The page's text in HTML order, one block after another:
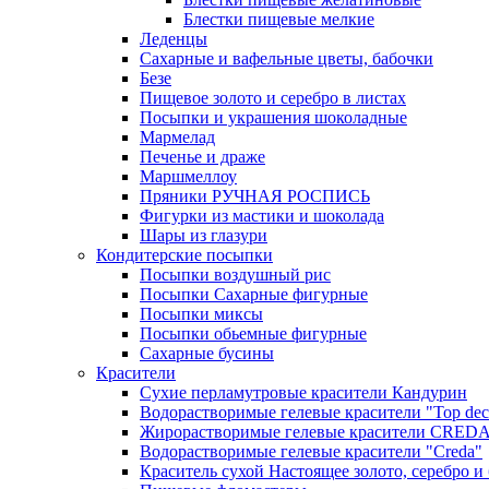
Блестки пищевые мелкие
Леденцы
Сахарные и вафельные цветы, бабочки
Безе
Пищевое золото и серебро в листах
Посыпки и украшения шоколадные
Мармелад
Печенье и драже
Маршмеллоу
Пряники РУЧНАЯ РОСПИСЬ
Фигурки из мастики и шоколада
Шары из глазури
Кондитерские посыпки
Посыпки воздушный рис
Посыпки Сахарные фигурные
Посыпки миксы
Посыпки обьемные фигурные
Сахарные бусины
Красители
Сухие перламутровые красители Кандурин
Водорастворимые гелевые красители "Top
Жирорастворимые гелевые красители CREDA
Водорастворимые гелевые красители "Creda"
Краситель сухой Настоящее золото, серебро и